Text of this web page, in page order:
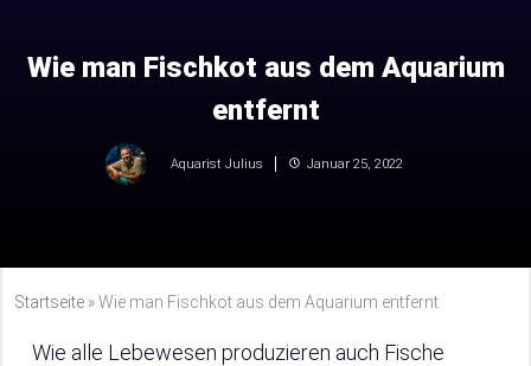
Wie man Fischkot aus dem Aquarium
entfernt
Aquarist Julius Januar 25, 2022
Startseite »Wie man Fischkot aus dem Aquarium entfernt
Wie alle Lebewesen produzieren auch Fische